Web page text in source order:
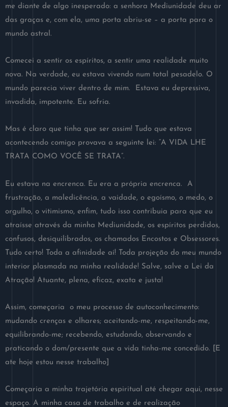
me diante de algo inesperado: a senhora Mediunidade deu ar
das graças e, com ela, uma porta abriu-se – a porta para o
mundo astral.
Comecei a sentir os espíritos, a sentir uma realidade muito
nova. Na verdade, eu estava vivendo num total pesadelo. O
mundo parecia viver dentro de mim. Estava eu depressiva,
invadida, impotente. Eu sofria.
Mas é claro que tinha que ser assim! Tudo que estava
acontecendo comigo provava a seguinte lei: “A VIDA LHE
TRATA COMO VOCÊ SE TRATA”.
Eu estava na encrenca. Eu era a própria encrenca. A
frustração, a maledicência, a vaidade, o egoísmo, o medo, o
orgulho, o vitimismo, enfim, tudo isso contribuia para que eu
atraísse através da minha Mediunidade, os espíritos perdidos,
confusos, desiquilibrados, os chamados Encostos e Obsessores.
Tudo certo! Toda a afinidade aí! Toda projeção do meu mundo
interior plasmada na minha realidade! Salve, salve a Lei da
Atração! Atuante, plena, eficaz, exata e justa!
Assim, começaria o meu processo de autoconhecimento:
mudando crenças e olhares; aceitando-me, respeitando-me,
equilibrando-me; recebendo, estudando, observando e
praticando o dom/presente que a vida tinha-me concedido. [E
ate hoje estou nesse trabalho]
Começaria a minha trajetória espiritual até chegar aqui, nesse
espaço. A minha casa de trabalho e de realização